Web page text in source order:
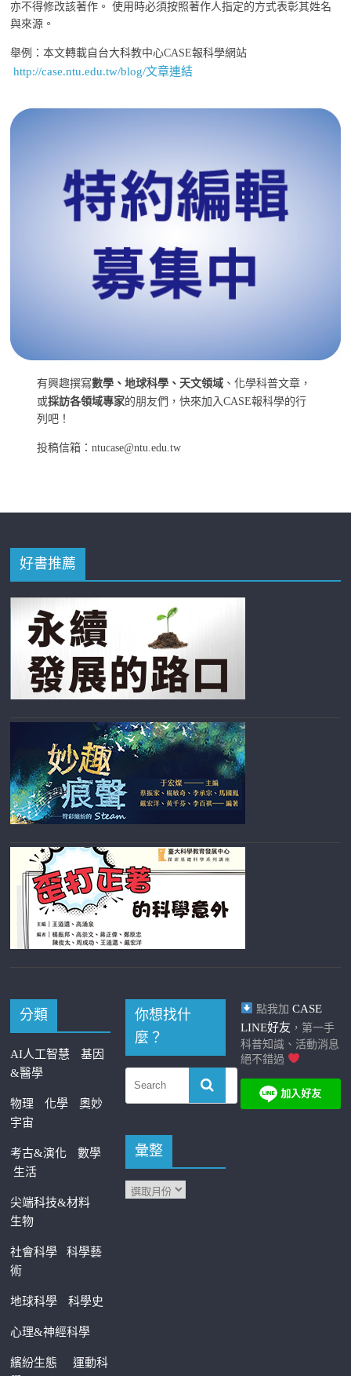
亦不得修改該著作。 使用時必須按照著作人指定的方式表彰其姓名
與來源。
舉例：本文轉載自台大科教中心CASE報科學網站
http://case.ntu.edu.tw/blog/文章連結
有興趣撰寫數學、地球科學、天文領域 、化學科普文章，
或採訪各領域專家的朋友們，快來加入CASE報科學的行
列吧！
投稿信箱：ntucase@ntu.edu.tw
好書推薦
分類
AI人工智慧
基因
&醫學
物理 化學
奧妙
宇宙
考古&演化
數學
生活
尖端科技&材料
生物
社會科學科學藝
術
地球科學 科學史
心理&神經科學
繽紛生態運動科
你想找什
麼？
彙整
點我加 CASE
LINE好友 ，第一手
科普知識、活動消息
絕不錯過